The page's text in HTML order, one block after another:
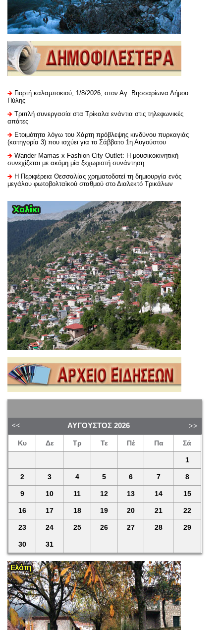
Γιορτή καλαμποκιού, 1/8/2026, στον Αγ. Βησσαρίωνα Δήμου
Πύλης
Τριπλή συνεργασία στα Τρίκαλα ενάντια στις τηλεφωνικές
απάτες
Ετοιμότητα λόγω του Χάρτη πρόβλεψης κινδύνου πυρκαγιάς
(κατηγορία 3) που ισχύει για το Σάββατο 1η Αυγούστου
Wander Mamas x Fashion City Outlet: Η μουσικοκινητική
συνεχίζεται με ακόμη μία ξεχωριστή συνάντηση
H Περιφέρεια Θεσσαλίας χρηματοδοτεί τη δημιουργία ενός
μεγάλου φωτοβολταϊκού σταθμού στο Διαλεκτό Τρικάλων
ΑΎΓΟΥΣΤΟΣ 2026
Κυ Δε Τρ Τε Πέ Πα Σά
1
2 3 4 5 6 7 8
9 10 11 12 13 14 15
16 17 18 19 20 21 22
23 24 25 26 27 28 29
30 31